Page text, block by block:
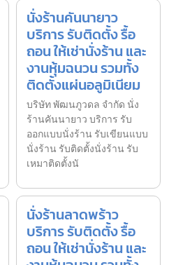
นั่งร้านคันนายาว
บริการ รับติดตั้ง รื้อ
ถอน ให้เช่านั่งร้าน และ
งานหุ้มฉนวน รวมทั้ง
ติดตั้งแผ่นอลูมิเนียม
บริษัท พัฒนภูวดล จำกัด นั่ง
ร้านคันนายาว บริการ รับ
ออกแบบนั่งร้าน รับเขียนแบบ
นั่งร้าน รับติดตั้งนั่งร้าน รับ
เหมาติดตั้งนั
นั่งร้านลาดพร้าว
บริการ รับติดตั้ง รื้อ
ถอน ให้เช่านั่งร้าน และ